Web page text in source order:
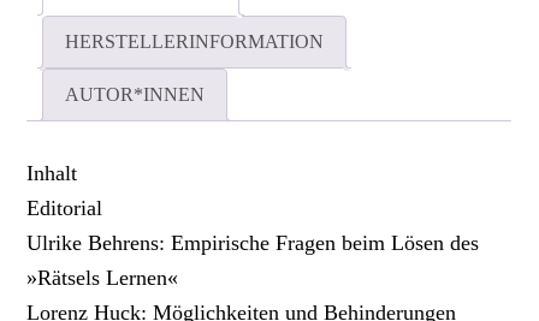
HERSTELLERINFORMATION
AUTOR*INNEN
Inhalt
Editorial
Ulrike Behrens: Empirische Fragen beim Lösen des
»Rätsels Lernen«
Lorenz Huck: Möglichkeiten und Behinderungen